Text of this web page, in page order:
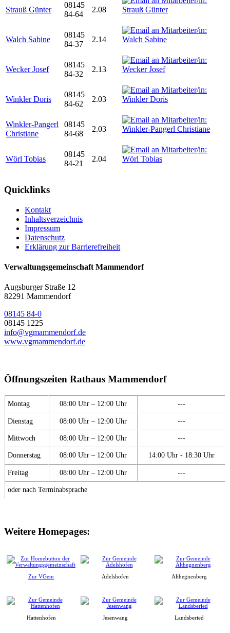
Strauß Günter
08145
84-64
2.08
Walch Sabine
08145
84-37
2.14
Wecker Josef
08145
84-32
2.13
Winkler Doris
08145
84-62
2.03
Winkler-Pangerl
Christiane
08145
84-68
2.03
Wörl Tobias
08145
84-21
2.04
Quicklinks
Kontakt
Inhaltsverzeichnis
Impressum
Datenschutz
Erklärung zur Barrierefreiheit
Verwaltungsgemeinschaft Mammendorf
Augsburger Straße 12
82291 Mammendorf
08145 84-0
08145 1225
info@vgmammendorf.de
www.vgmammendorf.de
Öffnungszeiten Rathaus Mammendorf
Montag 08:00 Uhr – 12:00 Uhr ---
Dienstag 08:00 Uhr – 12:00 Uhr ---
Mittwoch 08:00 Uhr – 12:00 Uhr ---
Donnerstag 08:00 Uhr – 12:00 Uhr 14:00 Uhr - 18:30 Uhr
Freitag 08:00 Uhr – 12:00 Uhr ---
oder nach Terminabsprache
Weitere Homepages:
Zur VGem Adelshofen Althegnenberg
Hattenhofen Jesenwang Landsberied